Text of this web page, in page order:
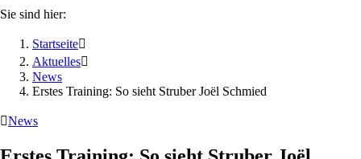
Sie sind hier:
Startseite
Aktuelles
News
Erstes Training: So sieht Struber Joël Schmied
News